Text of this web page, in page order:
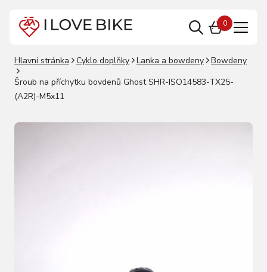
0
Hlavní stránka Cyklo doplňky Lanka a bowdeny
Bowdeny
Šroub na příchytku bovdenů Ghost SHR-ISO14583-TX25-
(A2R)-M5x11